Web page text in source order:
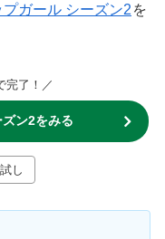
プガール シーズン2 を
完了！／
ン2をみる
し